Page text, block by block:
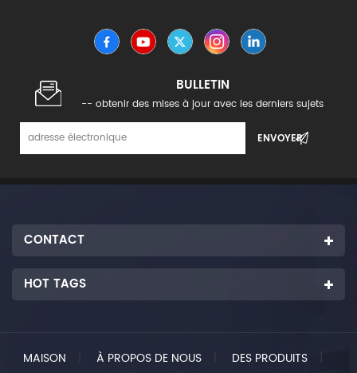
BULLETIN
-- obtenir des mises à jour avec les derniers sujets
CONTACT
HOT TAGS
MAISON À PROPOS DE NOUS DES PRODUITS |